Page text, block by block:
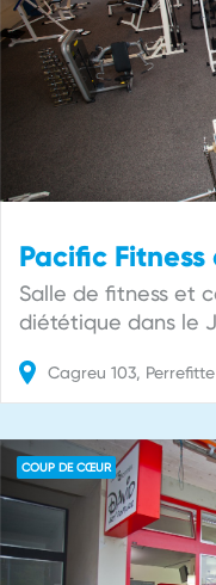
Pacific
Salle de fitness et
diététique dans le
Cagreu 103 Perrefitte
COUP DE CŒUR